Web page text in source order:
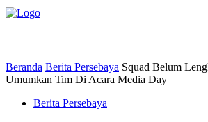
Beranda Berita Persebaya Squad Belum
Umumkan Tim Di Acara Media Day
Berita Persebaya